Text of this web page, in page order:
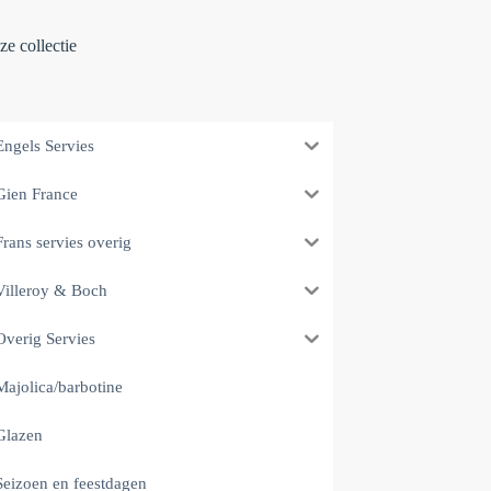
collectie
Servies
France
servies overig
& Boch
Servies
barbotine
en feestdagen